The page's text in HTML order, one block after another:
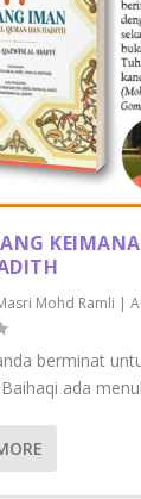
Mohd Ramli |
berminat
ada